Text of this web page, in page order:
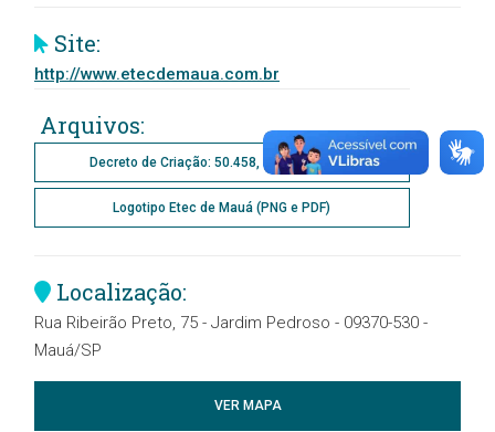
Site:
http://www.etecdemaua.com.br
Arquivos:
Decreto de Criação: 50.458, de 29/12/2005
Logotipo Etec de Mauá (PNG e PDF)
Localização:
Rua Ribeirão Preto, 75 - Jardim Pedroso - 09370-530 -
Mauá/SP
VER MAPA